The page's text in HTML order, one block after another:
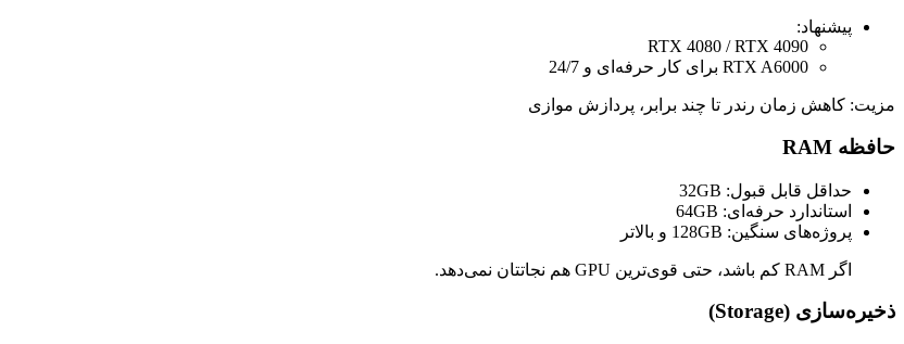
پیشنهاد:
RTX 4080 / RTX 4090
RTX A6000 برای کار حرفه‌ای و 24/7
مزیت: کاهش زمان رندر تا چند برابر، پردازش موازی
حافظه RAM
حداقل قابل قبول: 32GB
استاندارد حرفه‌ای: 64GB
پروژه‌های سنگین: 128GB و بالاتر
اگر RAM کم باشد، حتی قوی‌ترین GPU هم نجاتتان نمی‌دهد.
ذخیره‌سازی (Storage)